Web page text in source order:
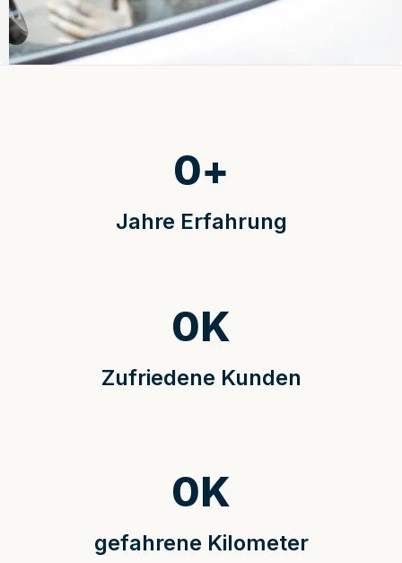
Jahre Erfahrung
0+
Zufriedene Kunden
0K
gefahrene Kilometer
0K